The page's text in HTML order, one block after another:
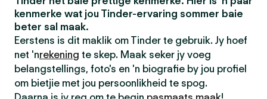
kenmerke wat jou Tinder-ervaring sommer baie
beter sal maak.
Eerstens is dit maklik om Tinder te gebruik. Jy hoef
net 'nrekening te skep. Maak seker jy voeg
belangstellings, foto's en 'n biografie by jou profiel
om bietjie met jou persoonlikheid te spog.